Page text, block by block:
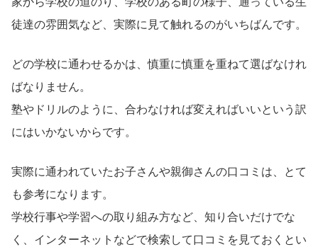
徒達の雰囲気など、実際に見て触れるのがいちばんです。
どの学校に通わせるかは、慎重に慎重を重ねて選ばなけれ
ばなりません。
塾やドリルのように、合わなければ変えればいいという訳
にはいかないからです。
実際に通われていたお子さんや親御さんの口コミは、とて
も参考になります。
学校行事や学習への取り組み方など、知り合いだけでな
く、インターネットなどで検索して口コミを見ておくとい